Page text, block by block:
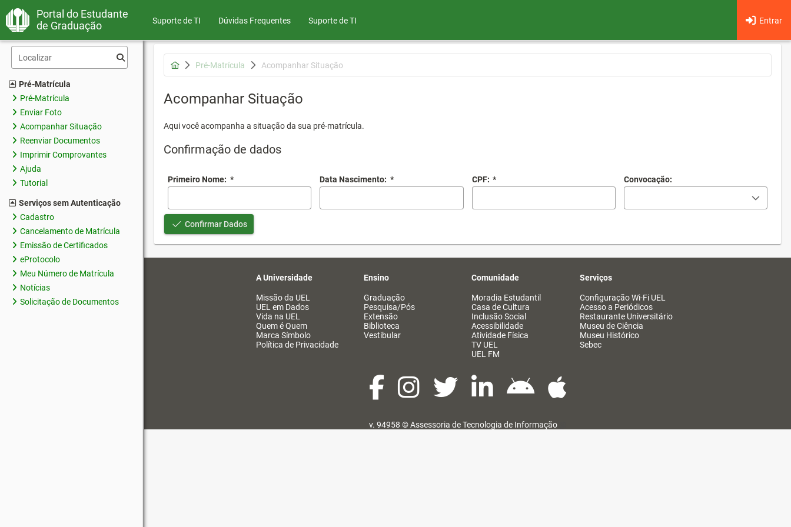
Portal do Estudante
de Graduação
Suporte de TI Dúvidas Frequentes Entrar
Suporte de TI
Pré-Matrícula
Pré-Matrícula
Enviar Foto
Acompanhar Situação
Reenviar Documentos
Imprimir Comprovantes
Ajuda
Tutorial
Serviços sem Autenticação
Cadastro
Cancelamento de Matrícula
Emissão de Certificados
eProtocolo
Meu Número de Matrícula
Notícias
Solicitação de Documentos
Pré-Matrícula Acompanhar Situação
Acompanhar Situação
Aqui você acompanha a situação da sua pré-matrícula.
Confirmação de dados
Primeiro Nome: * Data Nascimento: * CPF: * Convocação:
Confirmar Dados
A Universidade
Missão da UEL
UEL em Dados
Vida na UEL
Quem é Quem
Marca Símbolo
Política de Privacidade
Ensino
Graduação
Pesquisa/Pós
Extensão
Biblioteca
Vestibular
Comunidade
Moradia Estudantil
Casa de Cultura
Inclusão Social
Acessibilidade
Atividade Física
TV UEL
UEL FM
Serviços
Configuração Wi-Fi UEL
Acesso a Periódicos
Restaurante Universitário
Museu de Ciência
Museu Histórico
Sebec
v. 94958 ©Assessoria de Tecnologia de Informação